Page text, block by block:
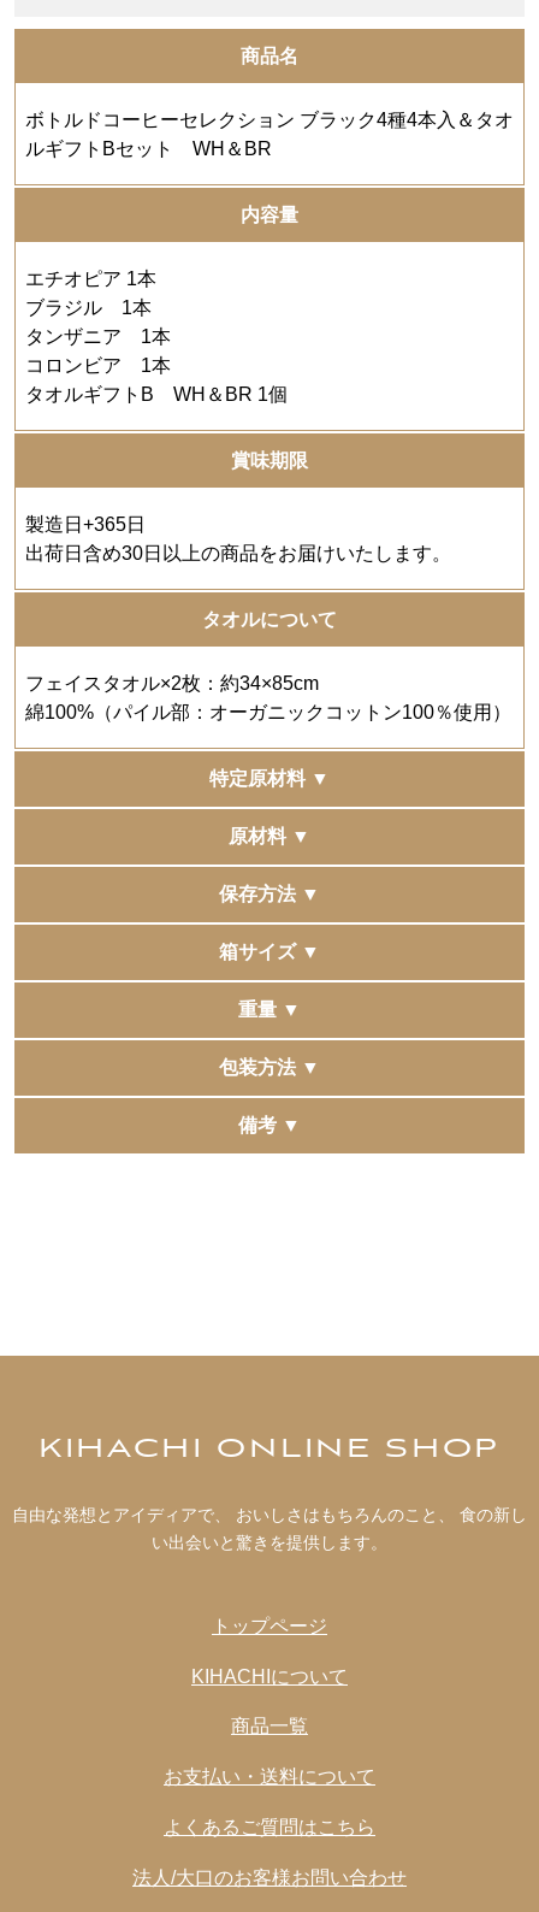
商品名
ボトルドコーヒーセレクション ブラック4種4本入＆タオ
ルギフトBセット WH＆BR
内容量
エチオピア 1本
ブラジル 1本
タンザニア 1本
コロンビア 1本
タオルギフトB WH＆BR 1個
賞味期限
製造日+365日
出荷日含め30日以上の商品をお届けいたします。
タオルについて
フェイスタオル×2枚：約34×85cm
綿100%（パイル部：オーガニックコットン100％使用）
特定原材料 ▼
原材料 ▼
【コーヒー（コーヒー豆（エチオピア））】
【コーヒー（コーヒー豆（ブラジル））】
【コーヒー（コーヒー豆（タンザニア））】
【コーヒー（コーヒー豆（コロンビア））】
保存方法 ▼
直射日光、高温多湿の場所を避けて保存してください。
箱サイズ ▼
ボトルドコーヒーセレクション ブラック4種4本入：
337×160×50mm
タオルギフト箱サイズ：220×220×60mm
重量 ▼
ボトルドコーヒーセレクション ブラック4種4本入：
1,979g
包装方法 ▼
包装、手提袋、掛け紙（のし）のご用意はございませ
ん。
備考 ▼
KIHACHI ONLINE SHOP
自由な発想とアイディアで、 おいしさはもちろんのこと、 食の新し
い出会いと驚きを提供します。
トップページ
KIHACHIについて
商品一覧
お支払い・送料について
よくあるご質問はこちら
法人/大口のお客様お問い合わせ